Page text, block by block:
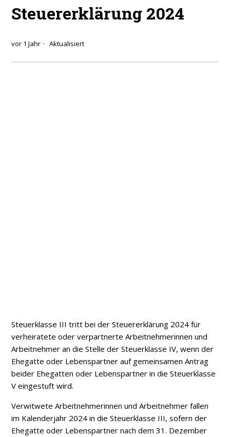
Steuererklärung 2024
vor 1 Jahr Aktualisiert
Steuerklasse III tritt bei der Steuererklärung 2024 für
verheiratete oder verpartnerte Arbeitnehmerinnen und
Arbeitnehmer an die Stelle der Steuerklasse IV, wenn der
Ehegatte oder Lebenspartner auf gemeinsamen Antrag
beider Ehegatten oder Lebenspartner in die Steuerklasse
V eingestuft wird.
Verwitwete Arbeitnehmerinnen und Arbeitnehmer fallen
im Kalenderjahr 2024 in die Steuerklasse III, sofern der
Ehegatte oder Lebenspartner nach dem 31. Dezember